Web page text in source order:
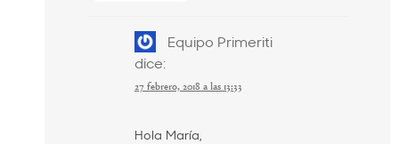
Equipo Primeriti
dice:
27 febrero, 2018 a las 13:33
Hola María,